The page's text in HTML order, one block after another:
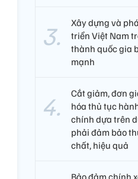
Xây dựng và
triển Việt Nam
thành quốc gia
mạnh
Cắt giảm, đơn
hóa thủ tục
chính dựa trên
phải đảm bảo
chất, hiệu quả
Bảo đảm chính